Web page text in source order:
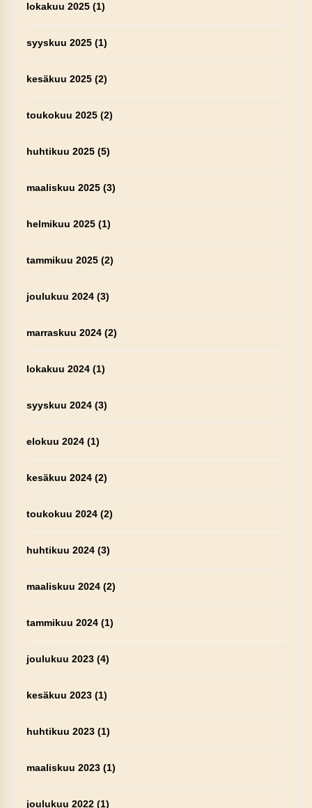
lokakuu 2025(1)
syyskuu 2025(1)
kesäkuu 2025(2)
toukokuu 2025(2)
huhtikuu 2025(5)
maaliskuu 2025(3)
helmikuu 2025(1)
tammikuu 2025(2)
joulukuu 2024(3)
marraskuu 2024(2)
lokakuu 2024(1)
syyskuu 2024(3)
elokuu 2024(1)
kesäkuu 2024(2)
toukokuu 2024(2)
huhtikuu 2024(3)
maaliskuu 2024(2)
tammikuu 2024(1)
joulukuu 2023(4)
kesäkuu 2023(1)
huhtikuu 2023(1)
maaliskuu 2023(1)
joulukuu 2022(1)